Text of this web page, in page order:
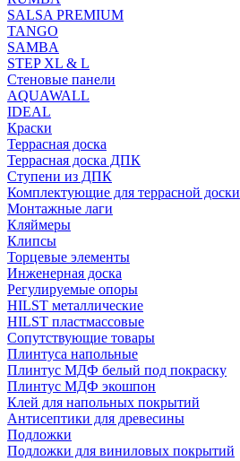
SALSA PREMIUM
TANGO
SAMBA
STEP XL & L
Стеновые панели
AQUAWALL
IDEAL
Краски
Террасная доска
Террасная доска ДПК
Ступени из ДПК
Комплектующие для террасной доски
Монтажные лаги
Кляймеры
Клипсы
Торцевые элементы
Инженерная доска
Регулируемые опоры
HILST металлические
HILST пластмассовые
Сопутствующие товары
Плинтуса напольные
Плинтус МДФ белый под покраску
Плинтус МДФ экошпон
Клей для напольных покрытий
Антисептики для древесины
Подложки
Подложки для виниловых покрытий